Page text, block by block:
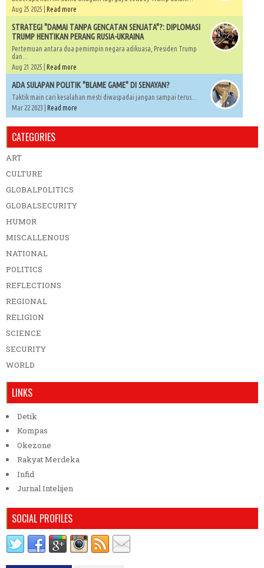
Aug 25 2025 | Read more
STRATEGI "DAMAI TANPA GENCATAN SENJATA"?: DIPLOMASI
TRUMP HENTIKAN PERANG RUSIA-UKRAINA
Pertemuan antara dua pemimpin negara adikuasa, Presiden Trump
dan...
Aug 21 2025 | Read more
ADA SULAPAN POLITIK "BLAME GAME" DI SENAYAN?
Taktik main cari kesalahan mesti diwaspadai jangan sampai terus...
Mar 22 2023 | Read more
CATEGORIES
ART
CULTURE
GLOBALPOLITICS
GLOBALSECURITY
HUMOR
MISCALLENOUS
NATIONAL
POLITICS
REFLECTIONS
REGIONAL
RELIGION
SCIENCE
SECURITY
WORLD
LINKS
Detik
Kompas
Okezone
Rakyat Merdeka
Infid
Jurnal Intelijen
SOCIAL PROFILES